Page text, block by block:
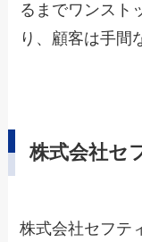
るまでワンスト
り、顧客は手間
株式会社セ
株式会社セフテ